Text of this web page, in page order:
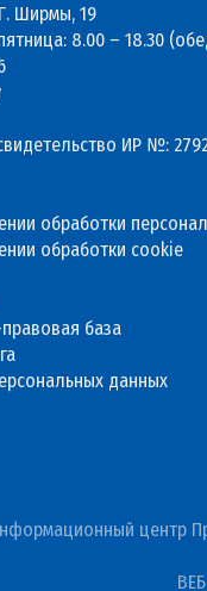
Ширмы, 19
8.00 – 18.30
ИР №:
обработки
обработки cookie
база
данных
центр